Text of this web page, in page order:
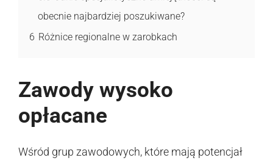
obecnie najbardziej poszukiwane?
6 Różnice regionalne w zarobkach
Zawody wysoko
opłacane
Wśród grup zawodowych, które mają potencjał